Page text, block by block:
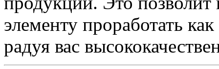
элементу проработать
радуя вас